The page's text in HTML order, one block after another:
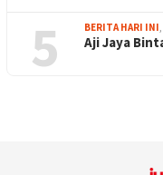
5 BERITA HARI INI
Aji Jaya